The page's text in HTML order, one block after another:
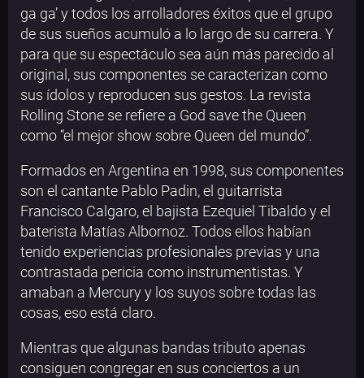
ga ga’ y todos los arrolladores éxitos que el grupo
de sus sueños acumuló a lo largo de su carrera. Y
para que su espectáculo sea aún más parecido al
original, sus componentes se caracterizan como
sus ídolos y reproducen sus gestos. La revista
Rolling Stone se refiere a God save the Queen
como “el mejor show sobre Queen del mundo”.
Formados en Argentina en 1998, sus componentes
son el cantante Pablo Padin, el guitarrista
Francisco Calgaro, el bajista Ezequiel Tibaldo y el
baterista Matías Albornoz. Todos ellos habían
tenido experiencias profesionales previas y una
contrastada pericia como instrumentistas. Y
amaban a Mercury y los suyos sobre todas las
cosas, eso está claro.
Mientras que algunas bandas tributo apenas
consiguen congregar en sus conciertos a un